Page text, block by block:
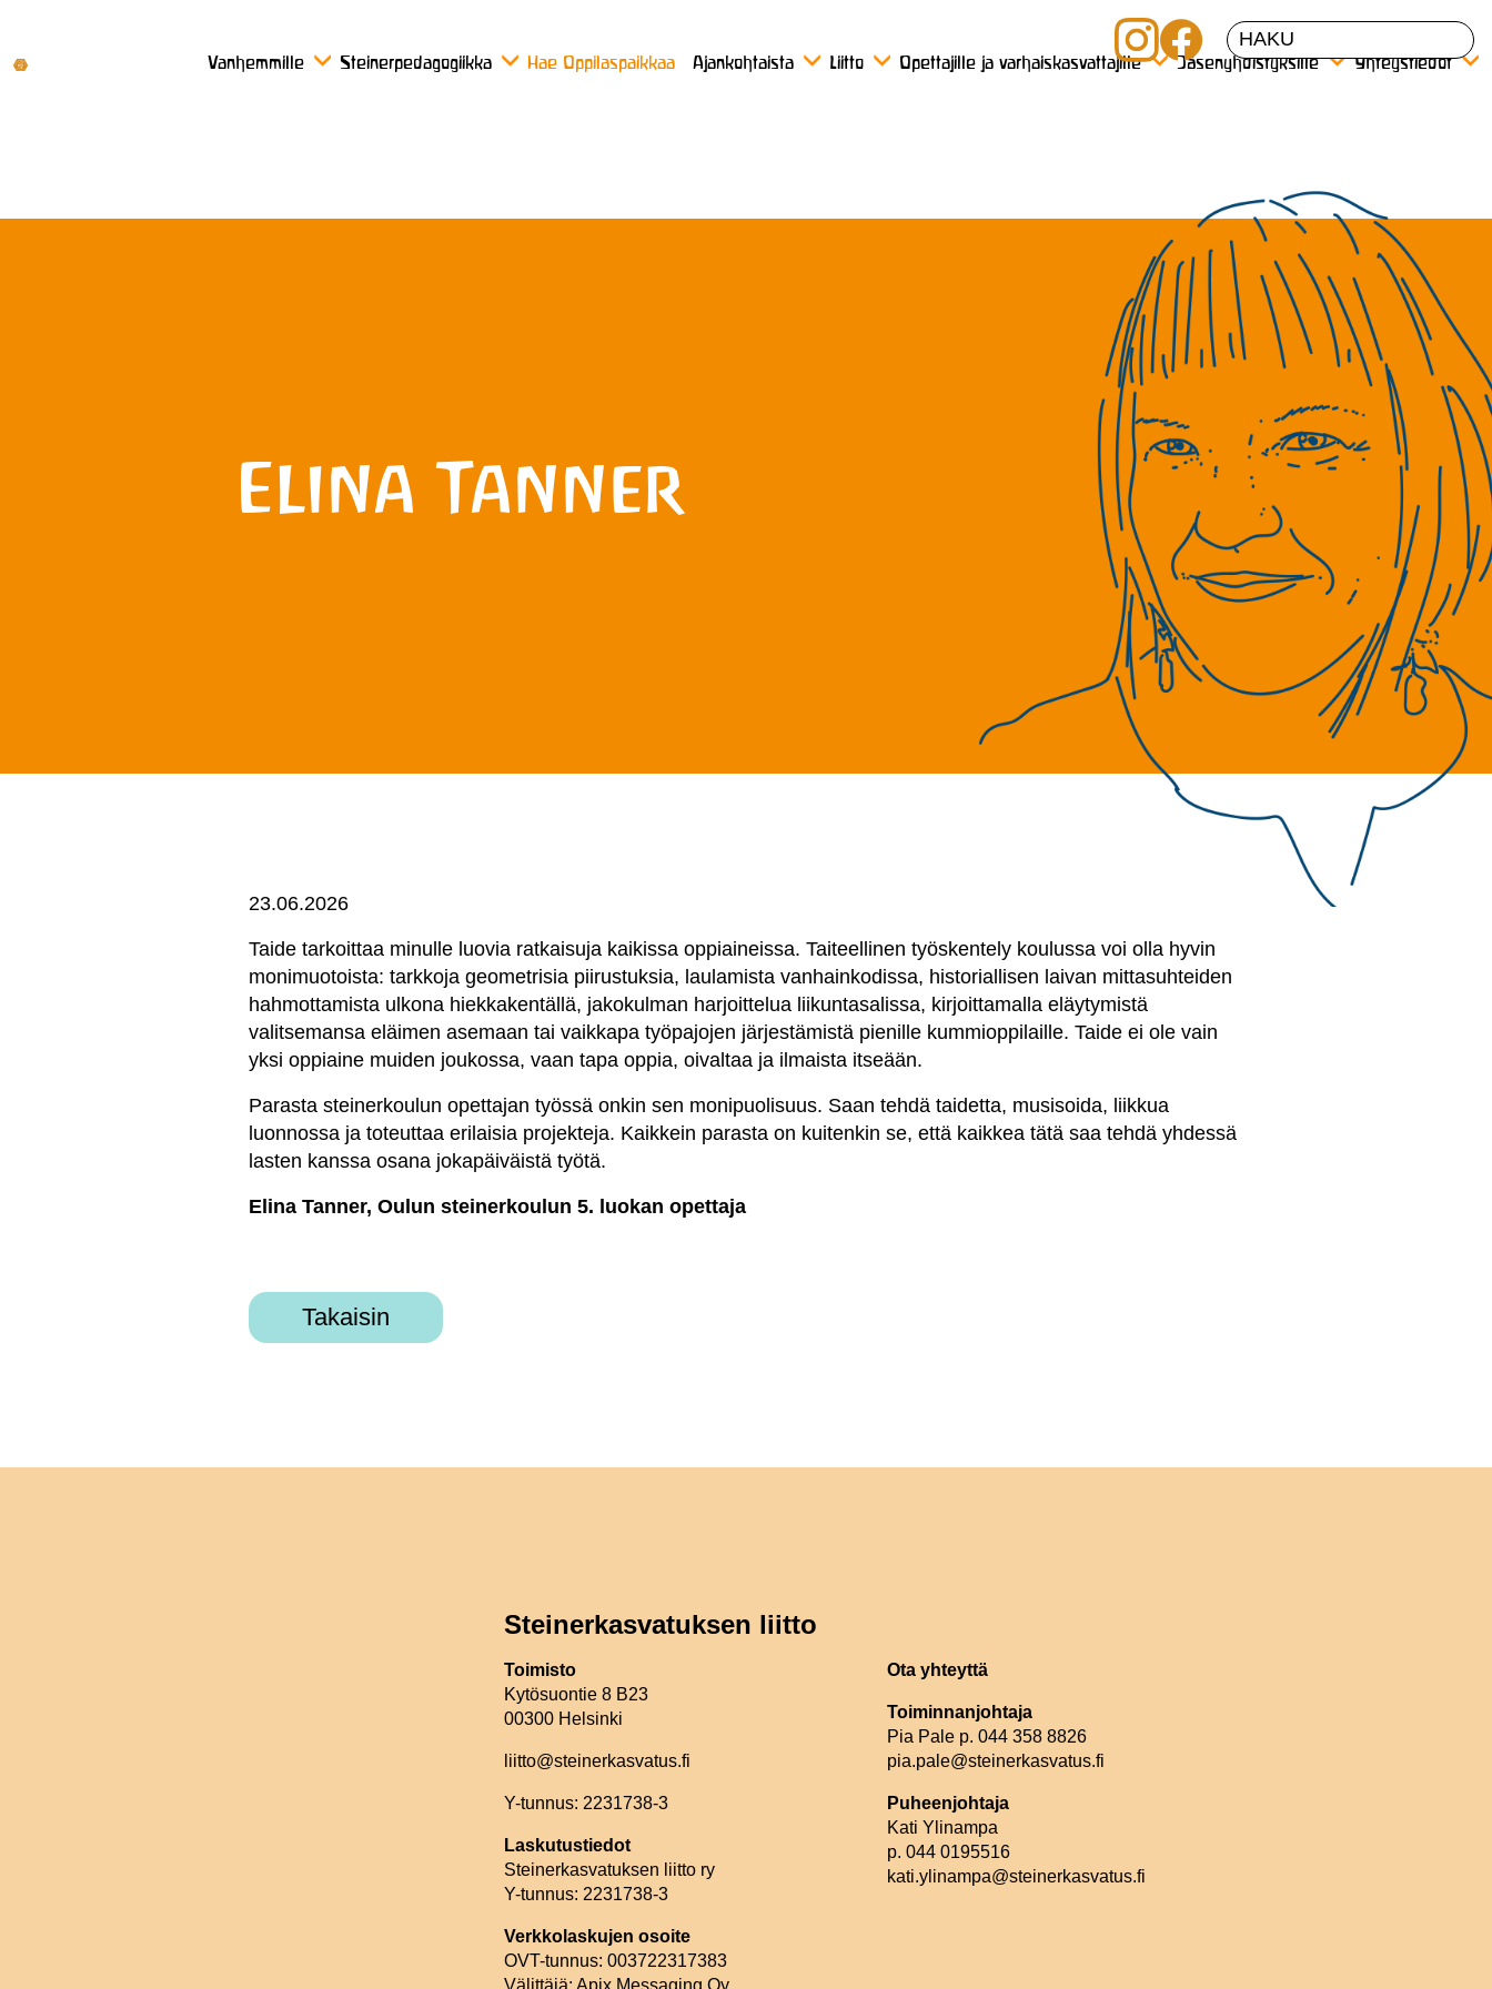
Vanhemmille Steinerpedagogiikka Hae Oppilaspaikkaa Ajankohtaista Liitto Opettajille ja varhaiskasvattajille Jäsenyhdistyksille Yhteystiedot
Elina Tanner
23.06.2026
Taide tarkoittaa minulle luovia ratkaisuja kaikissa oppiaineissa. Taiteellinen työskentely koulussa voi olla hyvin
monimuotoista: tarkkoja geometrisia piirustuksia, laulamista vanhainkodissa, historiallisen laivan mittasuhteiden
hahmottamista ulkona hiekkakentällä, jakokulman harjoittelua liikuntasalissa, kirjoittamalla eläytymistä
valitsemansa eläimen asemaan tai vaikkapa työpajojen järjestämistä pienille kummioppilaille. Taide ei ole vain
yksi oppiaine muiden joukossa, vaan tapa oppia, oivaltaa ja ilmaista itseään.
Parasta steinerkoulun opettajan työssä onkin sen monipuolisuus. Saan tehdä taidetta, musisoida, liikkua
luonnossa ja toteuttaa erilaisia projekteja. Kaikkein parasta on kuitenkin se, että kaikkea tätä saa tehdä yhdessä
lasten kanssa osana jokapäiväistä työtä.
Elina Tanner, Oulun steinerkoulun 5. luokan opettaja
Takaisin
Steinerkasvatuksen liitto
Toimisto
Kytösuontie 8 B23
00300 Helsinki
liitto@steinerkasvatus.fi
Y-tunnus: 2231738-3
Laskutustiedot
Steinerkasvatuksen liitto ry
Y-tunnus: 2231738-3
Verkkolaskujen osoite
OVT-tunnus: 003722317383
Välittäjä: Apix Messaging Oy
Ota yhteyttä
Toiminnanjohtaja
Pia Pale p. 044 358 8826
pia.pale@steinerkasvatus.fi
Puheenjohtaja
Kati Ylinampa
p. 044 0195516
kati.ylinampa@steinerkasvatus.fi